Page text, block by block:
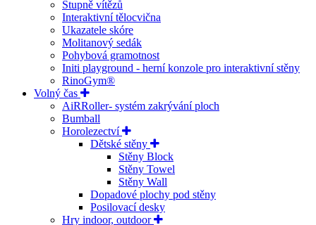
Stupně vítězů
Interaktivní tělocvična
Ukazatele skóre
Molitanový sedák
Pohybová gramotnost
Initi playground - herní konzole pro interaktivní stěny
RinoGym®
Volný čas
AiRRoller- systém zakrývání ploch
Bumball
Horolezectví
Dětské stěny
Stěny Block
Stěny Towel
Stěny Wall
Dopadové plochy pod stěny
Posilovací desky
Hry indoor, outdoor